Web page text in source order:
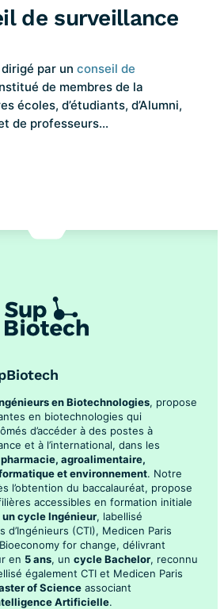
de surveillance
par un conseil de
de membres de la
écoles, d’étudiants, d’Alumni,
de professeurs…
en Biotechnologies, propose
en biotechnologies qui
d’accéder à des postes à
et à l’international, dans les
agroalimentaire,
et environnement. Notre
l’obtention du baccalauréat, propose
accessibles en formation initiale
un cycle Ingénieur, labellisé
d’Ingénieurs (CTI), Medicen Paris
for change, délivrant
en 5 ans, un cycle Bachelor, reconnu
également CTI et Medicen Paris
of Science associant
Artificielle.